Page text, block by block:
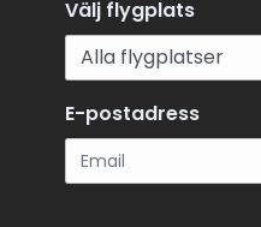
Välj flygplats
E-postadress